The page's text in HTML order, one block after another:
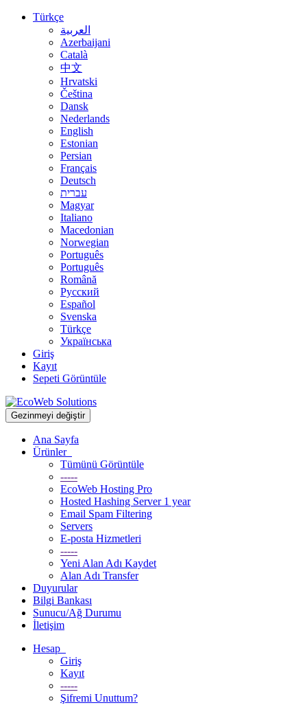
Türkçe
العربية
Azerbaijani
Català
中文
Hrvatski
Čeština
Dansk
Nederlands
English
Estonian
Persian
Français
Deutsch
עברית
Magyar
Italiano
Macedonian
Norwegian
Português
Português
Română
Русский
Español
Svenska
Türkçe
Українська
Giriş
Kayıt
Sepeti Görüntüle
Gezinmeyi değiştir
Ana Sayfa
Ürünler
Tümünü Görüntüle
-----
EcoWeb Hosting Pro
Hosted Hashing Server 1 year
Email Spam Filtering
Servers
E-posta Hizmetleri
-----
Yeni Alan Adı Kaydet
Alan Adı Transfer
Duyurular
Bilgi Bankası
Sunucu/Ağ Durumu
İletişim
Hesap
Giriş
Kayıt
-----
Şifremi Unuttum?